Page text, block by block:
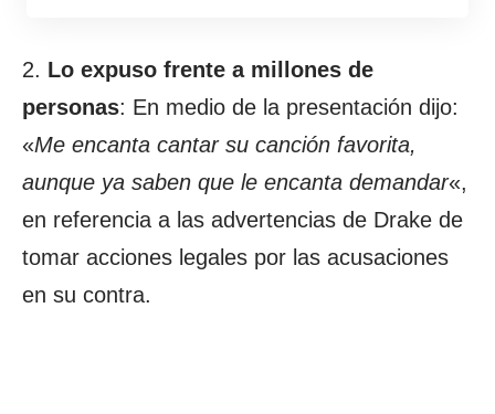
2. Lo expuso frente a millones de
personas: En medio de la presentación dijo:
«Me encanta cantar su canción favorita,
aunque ya saben que le encanta demandar«,
en referencia a las advertencias de Drake de
tomar acciones legales por las acusaciones
en su contra.